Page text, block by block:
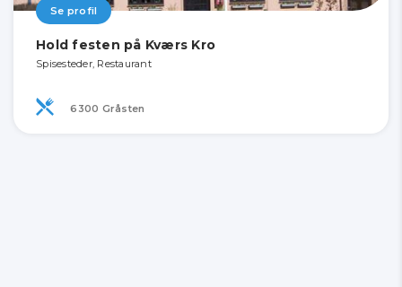
Se profil
Hold festen på Kværs Kro
Spisesteder, Restaurant
6300 Gråsten